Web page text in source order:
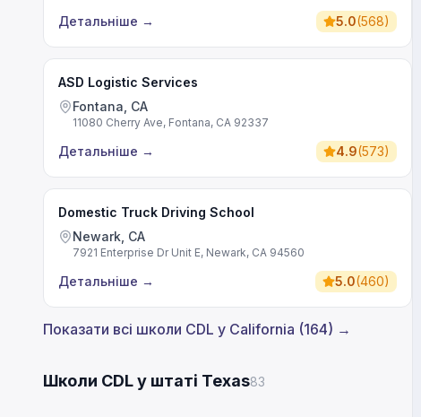
Детальніше → 5.0(568)
ASD Logistic Services
Fontana, CA
11080 Cherry Ave, Fontana, CA 92337
Детальніше → 4.9(573)
Domestic Truck Driving School
Newark, CA
7921 Enterprise Dr Unit E, Newark, CA 94560
Детальніше → 5.0(460)
Показати всі школи CDL у California (164) →
Школи CDL у штаті Texas83